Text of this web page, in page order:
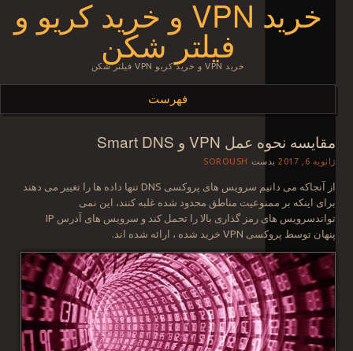
خرید VPN و خرید کریو و
فیلتر شکنخرید VPN و خرید کریو VPN فیلتر شکن
فهرست
رفتن به نوشته‌ها
مقایسه نحوه عمل VPN و Smart DNS
ژانویه 6, 2017 بدست SOROUSH
از آنجاکه می دانیم سرویس های پروکسی DNS تنها داده ها را تغییر می دهند
برای اینکه بر ممنوعیت مناطق محدود شده غلبه کنند، این نمی
تواندسرویس های رمز گذاری بالا را تحمل کند و سرویس های آدرس IP
پنهان توسط پروکسی VPN خرید شده ، ارائه شده اند.